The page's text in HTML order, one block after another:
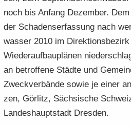
noch bis An­fang De­zem­ber.
der Scha­dens­er­fas­sung nach
was­ser 2010 im
Wie­der­auf­bau­plä­nen
an be­trof­fe­ne Städ­te und
Zweck­ver­bän­de sowie je einer
zen, Gör­litz, Säch­si­sche
Lan­des­haupt­stadt Dres­den.